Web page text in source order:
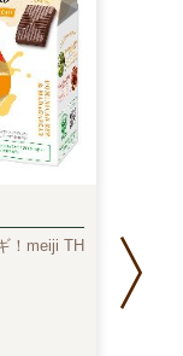
！meiji TH
2026